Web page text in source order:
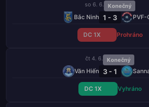
so 6. 6. Konečný
Bắc Ninh 1 - 3 PVF-
DC 1X Prohráno
čt 4. 6. Konečný
Văn Hiến 3 - 1
DC 1X Vyhráno